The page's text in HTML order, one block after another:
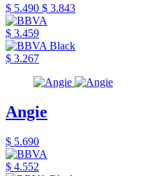
$ 5.490 $ 3.843
$ 3.459
$ 3.267
Angie
$ 5.690
$ 4.552